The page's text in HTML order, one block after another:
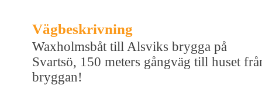
Vägbeskrivning
Waxholmsbåt till Alsviks brygga på
Svartsö, 150 meters gångväg till huset
bryggan!